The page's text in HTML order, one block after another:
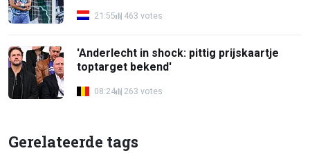
21:55 463 votes
'Anderlecht in shock: pittig prijskaartje
toptarget bekend'
08:24 263 votes
Gerelateerde tags